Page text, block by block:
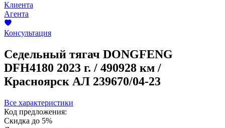
Клиента
Агента
Консультация
Седельный тягач DONGFENG
DFH4180 2023 г. / 490928 км /
Красноярск АЛ 239670/04-23
Все характеристики
Код предложения:
Скидка до 5%